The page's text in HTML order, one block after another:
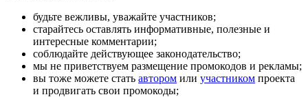
будьте вежливы, уважайте участников;
старайтесь оставлять информативные, полезные и
интересные комментарии;
соблюдайте действующее законодательство;
мы не приветствуем размещение промокодов и рекламы;
вы тоже можете стать автором или участником проекта
и продвигать свои промокоды;